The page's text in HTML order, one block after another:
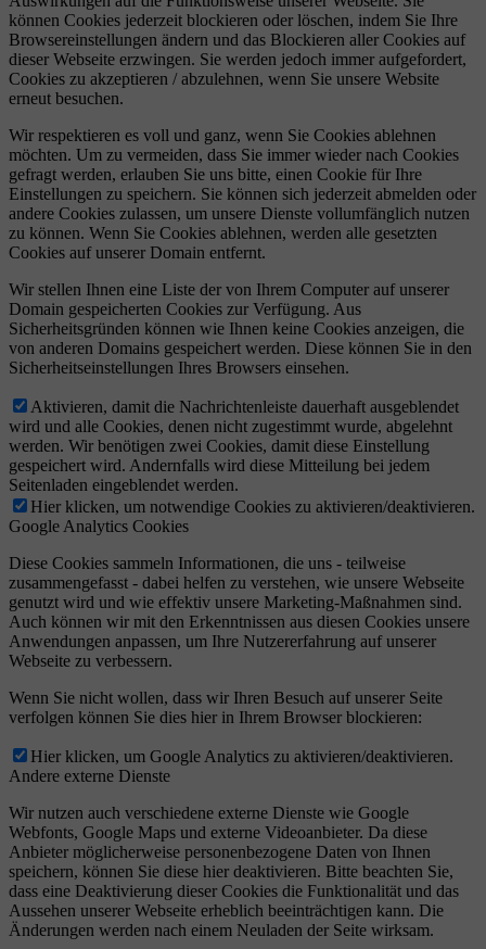
können Cookies jederzeit blockieren oder löschen, indem Sie Ihre
Browsereinstellungen ändern und das Blockieren aller Cookies auf
dieser Webseite erzwingen. Sie werden jedoch immer aufgefordert,
Cookies zu akzeptieren / abzulehnen, wenn Sie unsere Website
erneut besuchen.
Wir respektieren es voll und ganz, wenn Sie Cookies ablehnen
möchten. Um zu vermeiden, dass Sie immer wieder nach Cookies
gefragt werden, erlauben Sie uns bitte, einen Cookie für Ihre
Einstellungen zu speichern. Sie können sich jederzeit abmelden oder
andere Cookies zulassen, um unsere Dienste vollumfänglich nutzen
zu können. Wenn Sie Cookies ablehnen, werden alle gesetzten
Cookies auf unserer Domain entfernt.
Wir stellen Ihnen eine Liste der von Ihrem Computer auf unserer
Domain gespeicherten Cookies zur Verfügung. Aus
Sicherheitsgründen können wie Ihnen keine Cookies anzeigen, die
von anderen Domains gespeichert werden. Diese können Sie in den
Sicherheitseinstellungen Ihres Browsers einsehen.
Aktivieren, damit die Nachrichtenleiste dauerhaft ausgeblendet
wird und alle Cookies, denen nicht zugestimmt wurde, abgelehnt
werden. Wir benötigen zwei Cookies, damit diese Einstellung
gespeichert wird. Andernfalls wird diese Mitteilung bei jedem
Seitenladen eingeblendet werden.
Hier klicken, um notwendige Cookies zu aktivieren/deaktivieren.
Google Analytics Cookies
Diese Cookies sammeln Informationen, die uns - teilweise
zusammengefasst - dabei helfen zu verstehen, wie unsere Webseite
genutzt wird und wie effektiv unsere Marketing-Maßnahmen sind.
Auch können wir mit den Erkenntnissen aus diesen Cookies unsere
Anwendungen anpassen, um Ihre Nutzererfahrung auf unserer
Webseite zu verbessern.
Wenn Sie nicht wollen, dass wir Ihren Besuch auf unserer Seite
verfolgen können Sie dies hier in Ihrem Browser blockieren:
Hier klicken, um Google Analytics zu aktivieren/deaktivieren.
Andere externe Dienste
Wir nutzen auch verschiedene externe Dienste wie Google
Webfonts, Google Maps und externe Videoanbieter. Da diese
Anbieter möglicherweise personenbezogene Daten von Ihnen
speichern, können Sie diese hier deaktivieren. Bitte beachten Sie,
dass eine Deaktivierung dieser Cookies die Funktionalität und das
Aussehen unserer Webseite erheblich beeinträchtigen kann. Die
Änderungen werden nach einem Neuladen der Seite wirksam.